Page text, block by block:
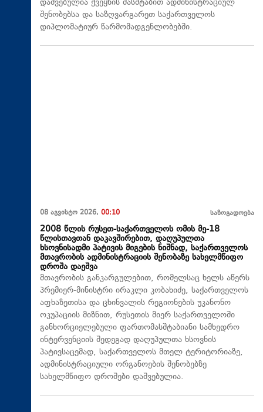
დაშვებულია ქვეყნის მასშტაბით ადმინისტრაციულ
შენობებსა და საზღვარგარეთ საქართველოს
დიპლომატიურ წარმომადგენლობებში.
08 აგვისტო 2026, 00:10 საზოგადოება
2008 წლის რუსეთ-საქართველოს ომის მე-18
წლისთავთან დაკავშირებით, დაღუპულთა
ხსოვნისადმი პატივის მიგების ნიშნად, საქართველოს
მთავრობის ადმინისტრაციის შენობაზე სახელმწიფო
დროშა დაეშვა
მთავრობის განკარგულებით, რომელსაც ხელს აწერს
პრემიერ-მინისტრი ირაკლი კობახიძე, საქართველოს
აფხაზეთისა და ცხინვალის რეგიონების უკანონო
ოკუპაციის მიზნით, რუსეთის მიერ საქართველოში
განხორციელებული ფართომასშტაბიანი სამხედრო
ინტერვენციის შედეგად დაღუპულთა ხსოვნის
პატივსაცემად, საქართველოს მთელ ტერიტორიაზე,
ადმინისტრაციული ორგანოების შენობებზე
სახელმწიფო დროშები დაშვებულია.